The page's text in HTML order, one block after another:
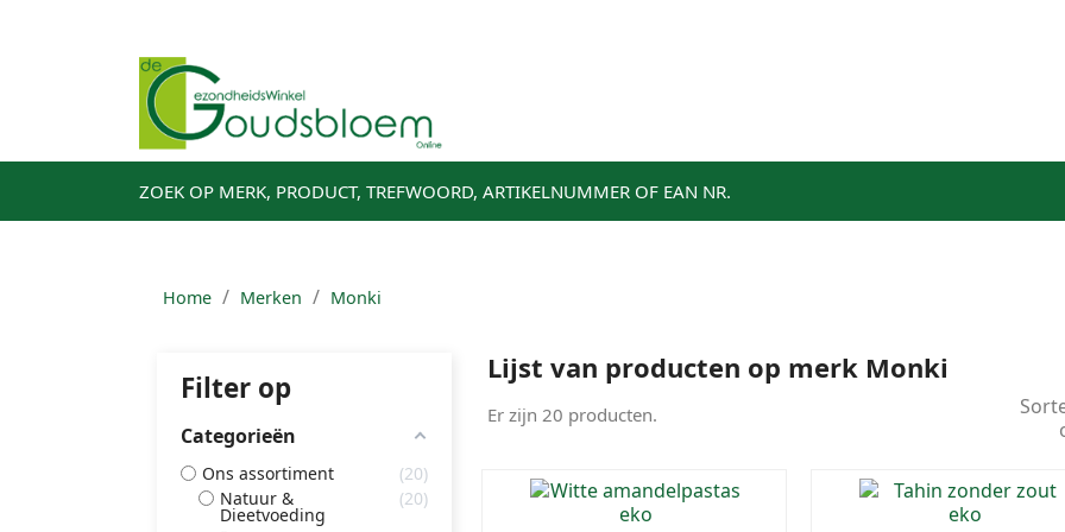
ZOEK OP MERK, PRODUCT, TREFWOORD, ARTIKELNUMMER OF EAN NR.
Home Merken Monki
Filter op
Categorieën
Ons assortiment
20
Natuur &
Dieetvoeding
20
Lijst van producten op merk Monki
Er zijn 20 producten.